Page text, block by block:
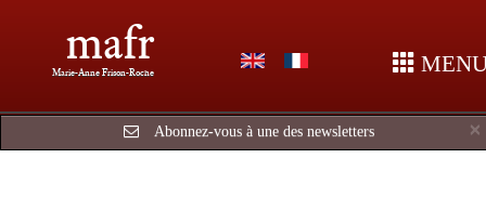
mafr
Marie-Anne Frison-Roche
×
Abonnez-vous à une des newsletters